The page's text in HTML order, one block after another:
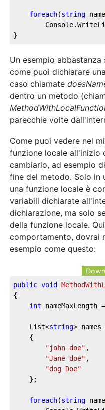
foreach(string name
}
Un esempio
come puoi dichiarare
caso chiamate
dentro un metodo
parecchie volte
Come puoi vedere nel
funzione locale all'inizio
cambiarlo, ad esempio
fine del metodo. Solo in
una funzione locale è
variabili dichiarate
dichiarazione, ma solo
della funzione locale.
comportamento, dovrai
esempio come questo:
public void
{
int nameMaxLength =
	List<
string> names
"john doe" ,
"Jane doe" ,
"dog Doe"
foreach(string name